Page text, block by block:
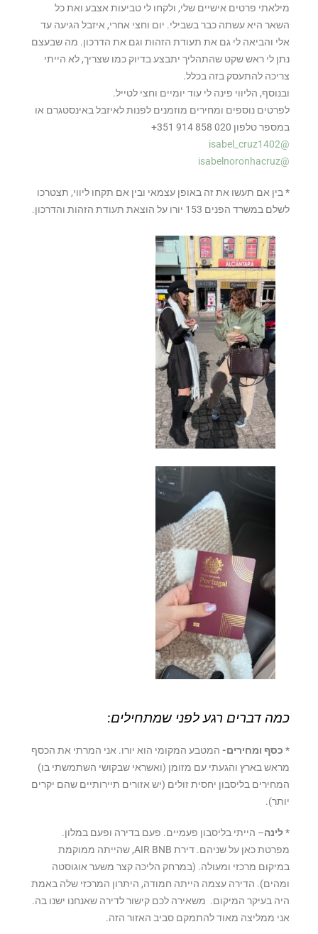
מילאתי פרטים אישיים שלי, ולקחו לי טביעות אצבע ואת כל
השאר היא עשתה כבר בשבילי. יום וחצי אחרי, איזבל הגיעה עד
אלי והביאה לי גם את תעודת הזהות וגם את הדרכון. מה שבעצם
נתן לי ראש שקט שהתהליך יתבצע בדיוק כמו שצריך, לא הייתי
צריכה להתעסק בזה בכלל.
ובנוסף, הליווי פינה לי עוד יומיים וחצי לטייל.
לפרטים נוספים ומחירים מוזמנים לפנות לאיזבל באינסטגרם או
במספר טלפון ‭+351 914 858 020‬
@isabel_cruz1402
@isabelnoronhacruz
* בין אם תעשו את זה באופן עצמאי ובין אם תקחו ליווי, תצטרכו
לשלם במשרד הפנים 153 יורו על הוצאת תעודת הזהות והדרכון.
כמה דברים רגע לפני שמתחילים:
* כסף ומחירים- המטבע המקומי הוא יורו. אני המרתי את הכסף
מראש בארץ והגעתי עם מזומן (ואשראי שבקושי השתמשתי בו)
המחירים בליסבון יחסית זולים (יש אזורים תיירותיים שהם יקרים
יותר).
*לינה– הייתי בליסבון פעמיים. פעם בדירה ופעם במלון.
מפרטת כאן על שניהם. דירת AIR BNB, שהייתה ממוקמת
במיקום מרכזי ומעולה. (במרחק הליכה קצר משער אוגוסטה
ומהים). הדירה עצמה הייתה חמודה, היתרון המרכזי שלה באמת
היה בעיקר המיקום. משאירה לכם קישור לדירה שאנחנו ישנו בה.
אני ממליצה מאוד להתמקם סביב האזור הזה.